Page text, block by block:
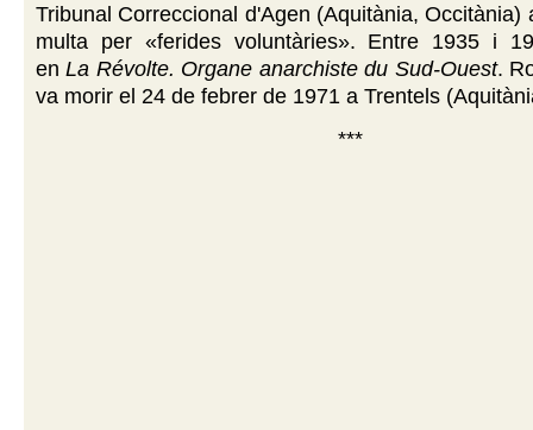
Tribunal Correccional d'Agen (Aquitània, Occitània)
multa per «ferides voluntàries». Entre 1935 i
enLa Révolte. Organe anarchiste du Sud-Ouest.
va morir el 24 de febrer de 1971 a Trentels
***